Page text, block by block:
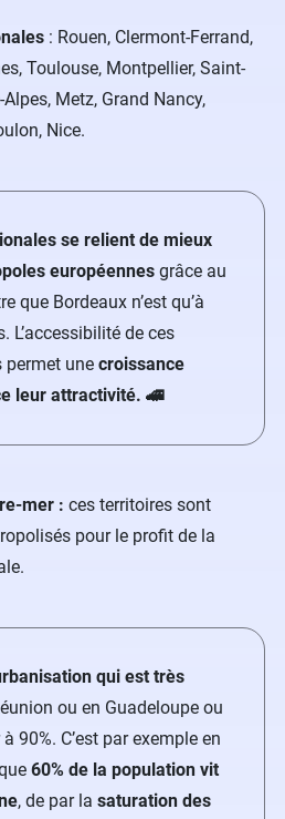
: Rouen, Clermont-Ferrand,
Toulouse, Montpellier, Saint-
Metz, Grand Nancy,
Nice.
se relient de mieux
européennes grâce au
que Bordeaux n’est qu’à
L’accessibilité de ces
permet une croissance
leur attractivité. 🚄
mer : ces territoires sont
pour le profit de la
qui est très
ou en Guadeloupe ou
90%. C’est par exemple en
60% de la population vit
, de par la saturation des